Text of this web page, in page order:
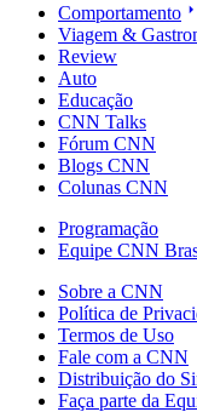
Comportamento
Viagem &
Review
Auto
Educação
CNN Talks
Fórum CNN
Blogs CNN
Colunas CNN
Programação
Equipe CNN
Sobre a CNN
Política de
Termos de Uso
Fale com a CNN
Distribuição do
Faça parte da